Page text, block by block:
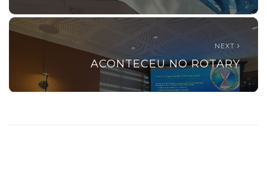
NEXT
ACONTECEU NO ROTARY